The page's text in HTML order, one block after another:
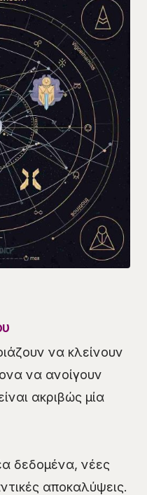
να κλείνουν
να ανοίγουν
ακριβώς μία
δεδομένα, νέες
αποκαλύψεις.